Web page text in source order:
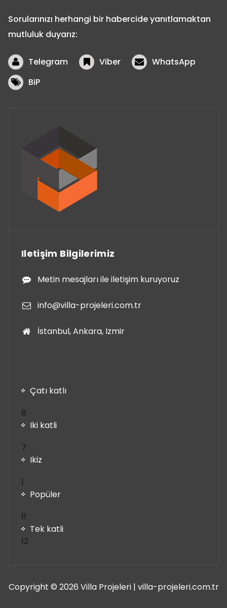
Sorularınızı herhangi bir habercide yanıtlamaktan
mutluluk duyarız:
Telegram Viber
WhatsApp
BiP
Iletişim Bilgilerimiz
Metin mesajları ile iletişim kuruyoruz
info@villa-projeleri.com.tr
İstanbul, Ankara, Izmir
Çatı katlı
8
ürün
Iki katli
7
ürün
Ikiz
1
ürün
Popüler
11
ürün
Tek katli
1212
Copyright © 2026 Villa Projeleri | villa-projeleri.com.tr